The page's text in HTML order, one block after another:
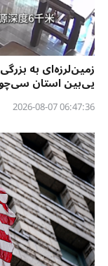
یی‌بین استان
06:47:36 2026-08-07